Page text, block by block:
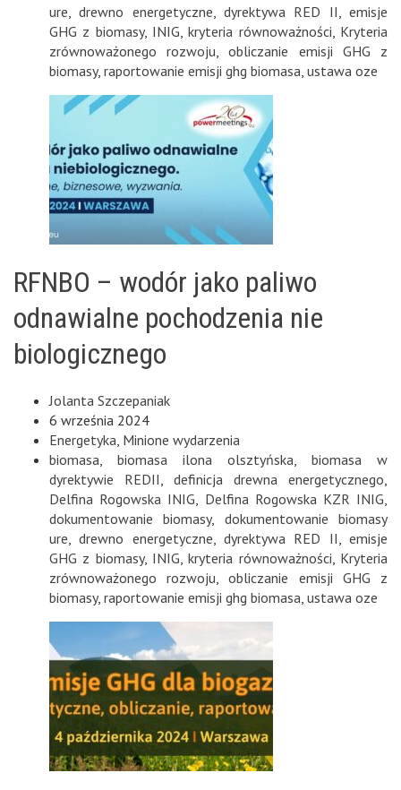
ure,drewno energetyczne,dyrektywa RED II,emisje
GHG z biomasy, INIG,kryteria równoważności, Kryteria
zrównoważonego rozwoju,obliczanie emisji GHG z
biomasy, raportowanie emisji ghg biomasa, ustawa oze
RFNBO – wodór jako paliwo
odnawialne pochodzenia nie
biologicznego
Jolanta Szczepaniak
6 września 2024
Energetyka, Minione wydarzenia
biomasa, biomasa ilona olsztyńska, biomasa w
dyrektywie REDII, definicja drewna energetycznego,
Delfina Rogowska INIG, Delfina Rogowska KZR INIG,
dokumentowanie biomasy, dokumentowanie biomasy
ure,drewno energetyczne,dyrektywa RED II,emisje
GHG z biomasy, INIG,kryteria równoważności, Kryteria
zrównoważonego rozwoju,obliczanie emisji GHG z
biomasy, raportowanie emisji ghg biomasa, ustawa oze